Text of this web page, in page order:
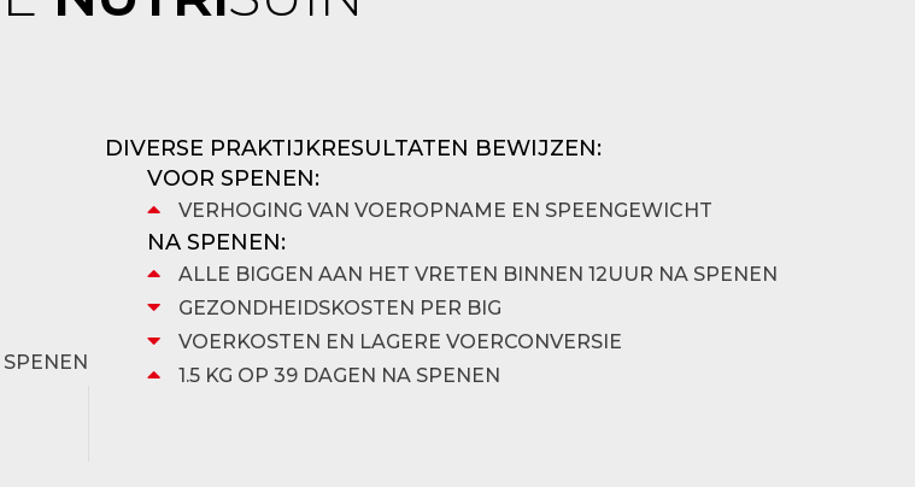
DIVERSE PRAKTIJKRESULTATEN BEWIJZEN:
VOOR SPENEN:
VERHOGING VAN VOEROPNAME EN SPEENGEWICHT
NA SPENEN:
ALLE BIGGEN AAN HET VRETEN BINNEN 12UUR NA SPENEN
GEZONDHEIDSKOSTEN PER BIG
VOERKOSTEN EN LAGERE VOERCONVERSIE
1.5 KG OP 39 DAGEN NA SPENEN